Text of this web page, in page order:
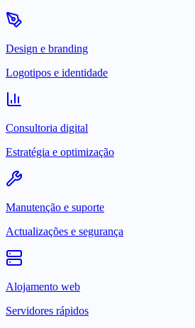
Design e branding
Logotipos e identidade
Consultoria digital
Estratégia e optimização
Manutenção e suporte
Actualizações e segurança
Alojamento web
Servidores rápidos